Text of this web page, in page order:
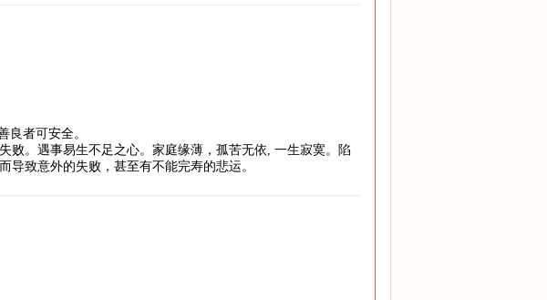
良者可安全。
败。遇事易生不足之心。家庭缘薄，孤苦无依, 一生寂寞。陷
致意外的失败，甚至有不能完寿的悲运。